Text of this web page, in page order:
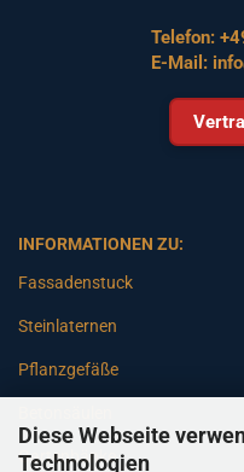
Diese Webseite
Technologien
Telefon:
E-Mail:
INFORMATIONEN ZU:
Fassadenstuck
Steinlaternen
Pflanzgefäße
Gartenbänke